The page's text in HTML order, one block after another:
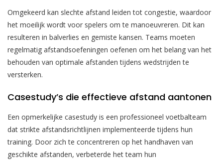
Omgekeerd kan slechte afstand leiden tot congestie, waardoor
het moeilijk wordt voor spelers om te manoeuvreren. Dit kan
resulteren in balverlies en gemiste kansen. Teams moeten
regelmatig afstandsoefeningen oefenen om het belang van het
behouden van optimale afstanden tijdens wedstrijden te
versterken.
Casestudy’s die effectieve afstand aantonen
Een opmerkelijke casestudy is een professioneel voetbalteam
dat strikte afstandsrichtlijnen implementeerde tijdens hun
training. Door zich te concentreren op het handhaven van
geschikte afstanden, verbeterde het team hun